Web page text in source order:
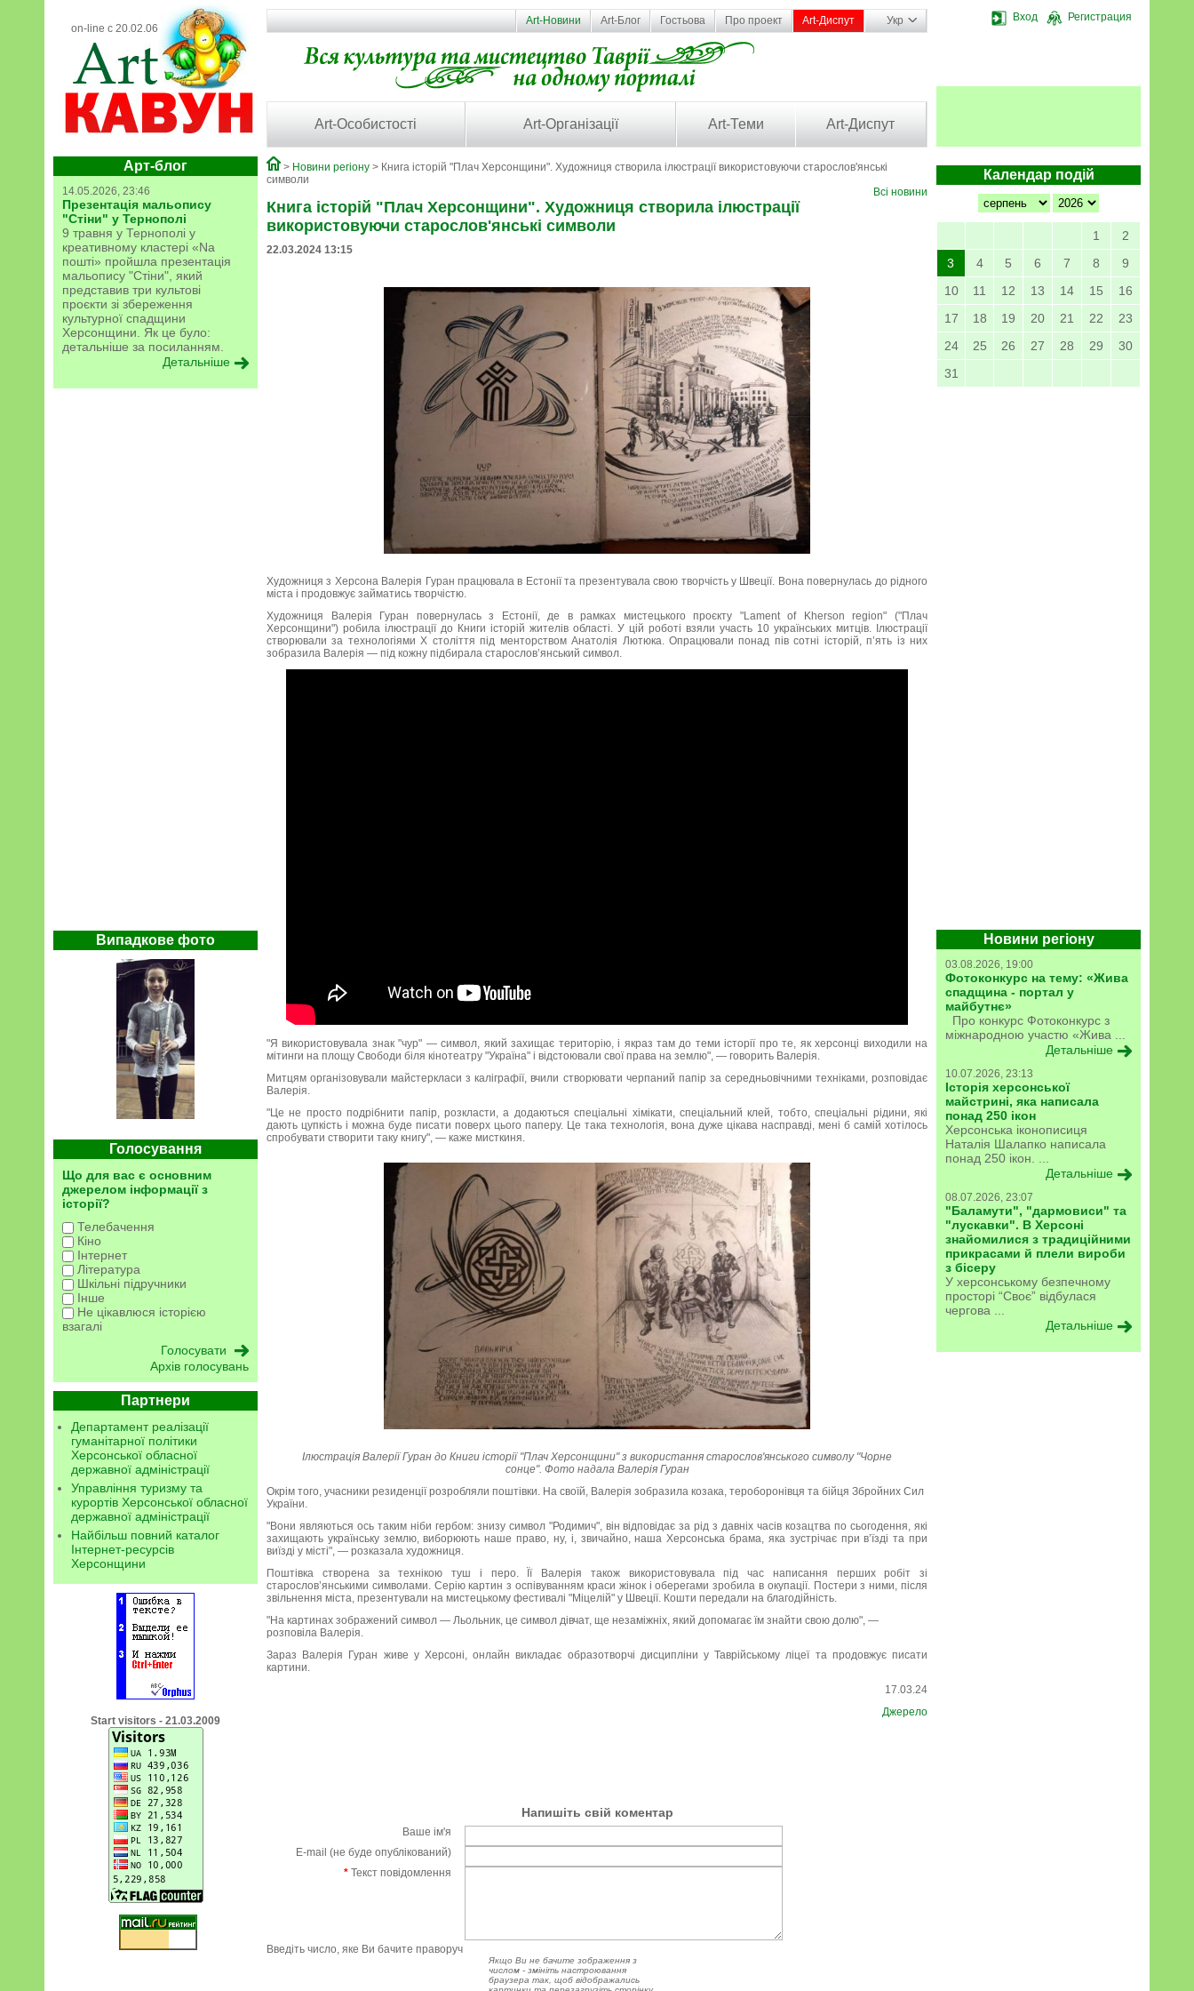
on-line с 20.02.06
Вход Регистрация
Art-Новини Art-Блог Гостьова Про проект Art-Диспут Укр
Art-Особистості Art-Організації Art-Теми Art-Диспут
Арт-блог
14.05.2026, 23:46
Презентація мальопису
"Стіни" у Тернополі
9 травня у Тернополі у
креативному кластері «Na
пошті» пройшла презентація
мальопису "Стіни", який
представив три культові
проєкти зі збереження
культурної спадщини
Херсонщини. Як це було:
детальніше за посиланням.
Детальніше
Випадкове фото
Голосування
Що для вас є основним
джерелом інформації з
історії?
Телебачення
Кіно
Інтернет
Література
Шкільні підручники
Інше
Не цікавлюся історією
взагалі
Архів голосувань
Партнери
Департамент реалізації
гуманітарної політики
Херсонської обласної
державної адміністрації
Управління туризму та
курортів Херсонської обласної
державної адміністрації
Найбільш повний каталог
Інтернет-ресурсів
Херсонщини
Start visitors - 21.03.2009
Календар подій
1
2
3
4 5 6 7 8
9
10
11 12 13 14 15
16
17
18 19 20 21 22
23
24
25 26 27 28 29
30
31
Новини регіону
03.08.2026, 19:00
Фотоконкурс на тему: «Жива
спадщина - портал у
майбутнє»
Про конкурс Фотоконкурс з
міжнародною участю «Жива ...
Детальніше
10.07.2026, 23:13
Історія херсонської
майстрині, яка написала
понад 250 ікон
Херсонська іконописиця
Наталія Шалапко написала
понад 250 ікон. ...
Детальніше
08.07.2026, 23:07
"Баламути", "дармовиси" та
"лускавки". В Херсоні
знайомилися з традиційними
прикрасами й плели вироби
з бісеру
У херсонському безпечному
просторі “Своє” відбулася
чергова ...
Детальніше
> Новини регіону > Книга історій "Плач Херсонщини". Художниця створила ілюстрації використовуючи старослов'янські
символи
Всі новини
Книга історій "Плач Херсонщини". Художниця створила ілюстрації
використовуючи старослов'янські символи
22.03.2024 13:15
Художниця з Херсона Валерія Гуран працювала в Естонії та презентувала свою творчість у Швеції. Вона повернулась до рідного
міста і продовжує займатись творчістю.
Художниця Валерія Гуран повернулась з Естонії, де в рамках мистецького проєкту "Lament of Kherson region" ("Плач
Херсонщини") робила ілюстрації до Книги історій жителів області. У цій роботі взяли участь 10 українських митців. Ілюстрації
створювали за технологіями X століття під менторством Анатолія Лютюка. Опрацювали понад пів сотні історій, п’ять із них
зобразила Валерія — під кожну підбирала старослов’янський символ.
"Я використовувала знак "чур" — символ, який захищає територію, і якраз там до теми історії про те, як херсонці виходили на
мітинги на площу Свободи біля кінотеатру "Україна" і відстоювали свої права на землю", — говорить Валерія.
Митцям організовували майстеркласи з каліграфії, вчили створювати черпаний папір за середньовічними техніками, розповідає
Валерія.
"Це не просто подрібнити папір, розкласти, а додаються спеціальні хімікати, спеціальний клей, тобто, спеціальні рідини, які
дають цупкість і можна буде писати поверх цього паперу. Це така технологія, вона дуже цікава насправді, мені б самій хотілось
спробувати створити таку книгу", — каже мисткиня.
Ілюстрація Валерії Гуран до Книги історії "Плач Херсонщини" з використання старослов'янського символу "Чорне
сонце". Фото надала Валерія Гуран
Окрім того, учасники резиденції розробляли поштівки. На своїй, Валерія зобразила козака, тероборонівця та бійця Збройних Сил
України.
"Вони являються ось таким ніби гербом: знизу символ "Родимич", він відповідає за рід з давніх часів козацтва по сьогодення, які
захищають українську землю, виборюють наше право, ну, і, звичайно, наша Херсонська брама, яка зустрічає при в’їзді та при
виїзді у місті", — розказала художниця.
Поштівка створена за технікою туш і перо. Її Валерія також використовувала під час написання перших робіт зі
старослов’янськими символами. Серію картин з оспівуванням краси жінок і оберегами зробила в окупації. Постери з ними, після
звільнення міста, презентували на мистецькому фестивалі "Міцелій" у Швеції. Кошти передали на благодійність.
"На картинах зображений символ — Льольник, це символ дівчат, ще незаміжніх, який допомагає їм знайти свою долю", —
розповіла Валерія.
Зараз Валерія Гуран живе у Херсоні, онлайн викладає образотворчі дисципліни у Таврійському ліцеї та продовжує писати
картини.
17.03.24
Джерело
Напишіть свій коментар
Ваше ім'я
E-mail (не буде опублікований)
* Текст повідомлення
Введіть число, яке Ви бачите праворуч
Якщо Ви не бачите зображення з
числом - змініть настроювання
браузера так, щоб відображались